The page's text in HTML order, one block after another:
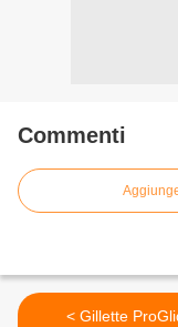
Commenti
< Gillette ProGlide